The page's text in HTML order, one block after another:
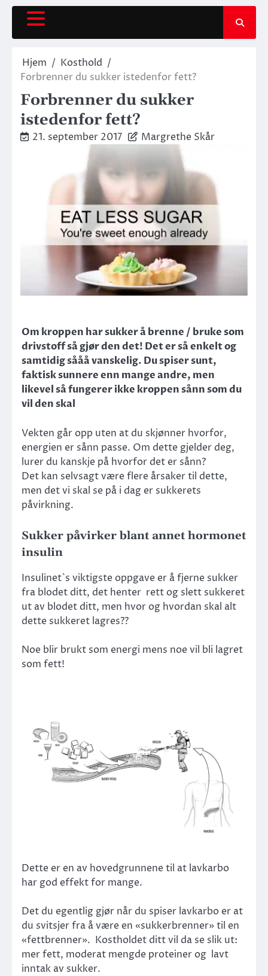
Hjem
Kosthold
Forbrenner du sukker istedenfor fett?
Forbrenner du sukker
istedenfor fett?
21. september 2017 Margrethe Skår
Om kroppen har sukker å brenne / bruke som
drivstoff så gjør den det! Det er så enkelt og
samtidig sååå vanskelig. Du spiser sunt,
faktisk sunnere enn mange andre, men
likevel så fungerer ikke kroppen sånn som du
vil den skal
Vekten går opp uten at du skjønner hvorfor,
energien er sånn passe. Om dette gjelder deg,
lurer du kanskje på hvorfor det er sånn?
Det kan selvsagt være flere årsaker til dette,
men det vi skal se på i dag er sukkerets
påvirkning.
Sukker påvirker blant annet hormonet
insulin
Insulinet`s viktigste oppgave er å fjerne sukker
fra blodet ditt, det henter rett og slett sukkeret
ut av blodet ditt, men hvor og hvordan skal alt
dette sukkeret lagres??
Noe blir brukt som energi mens noe vil bli lagret
som fett!
Dette er en av hovedgrunnene til at lavkarbo
har god effekt for mange.
Det du egentlig gjør når du spiser lavkarbo er at
du svitsjer fra å være en «sukkerbrenner» til en
«fettbrenner». Kostholdet ditt vil da se slik ut:
mer fett, moderat mengde proteiner og lavt
inntak av sukker.